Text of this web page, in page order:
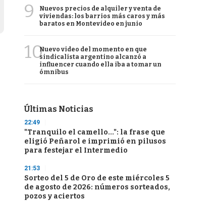
9
Nuevos precios de alquiler y venta de
viviendas: los barrios más caros y más
baratos en Montevideo en junio
10Nuevo video del momento en que
sindicalista argentino alcanzó a
influencer cuando ella iba a tomar un
ómnibus
Últimas Noticias
22:49
"Tranquilo el camello...": la frase que
eligió Peñarol e imprimió en pilusos
para festejar el Intermedio
21:53
Sorteo del 5 de Oro de este miércoles 5
de agosto de 2026: números sorteados,
pozos y aciertos